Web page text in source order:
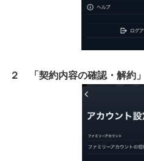
２ 「契約内容の確認・解約